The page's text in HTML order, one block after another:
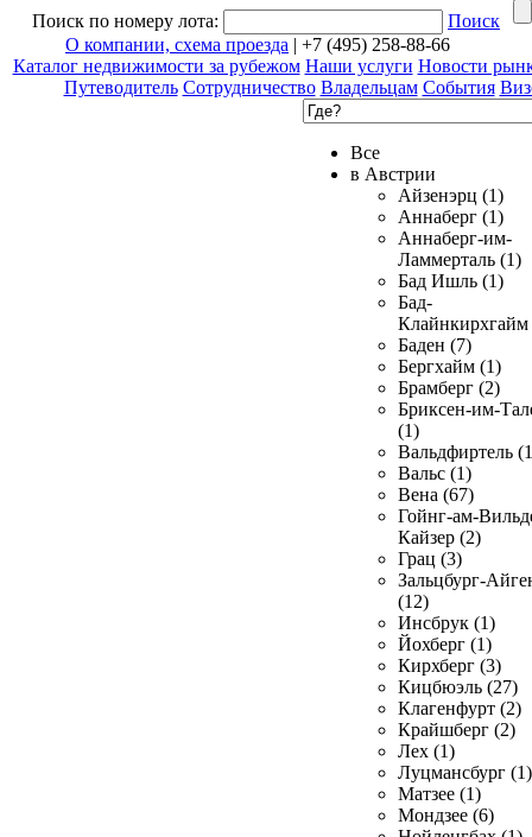
Поиск по номеру лота:
Поиск
О компании, схема проезда | +7 (495) 258-88-66
Каталог недвижимости за рубежом Наши услуги Новости
Путеводитель Сотрудничество Владельцам События
Все
в Австрии
Айзенэрц (1)
Аннаберг (1)
Аннаберг-им-
Ламмерталь (1)
Бад Ишль (1)
Бад-
Клайнкирхгайм
Баден (7)
Бергхайм (1)
Брамберг (2)
Бриксен-им-
(1)
Вальдфиртель
Вальс (1)
Вена (67)
Гойнг-ам-
Кайзер (2)
Грац (3)
Зальцбург-
(12)
Инсбрук (1)
Йохберг (1)
Кирхберг (3)
Кицбюэль (27)
Клагенфурт (2)
Крайшберг (2)
Лех (1)
Луцмансбург (1)
Матзее (1)
Мондзее (6)